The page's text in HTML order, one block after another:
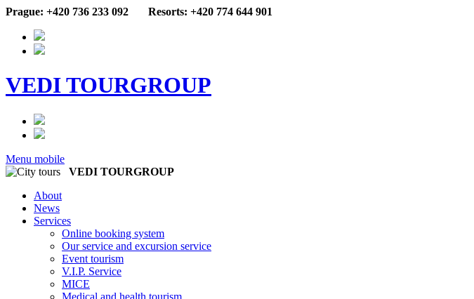
Prague: +420 736 233 092 Resorts: +420 774 644 901
VEDI TOURGROUP
Menu mobile
VEDI TOURGROUP
About
News
Services
Online booking system
Our service and excursion service
Event tourism
V.I.P. Service
MICE
Medical and health tourism